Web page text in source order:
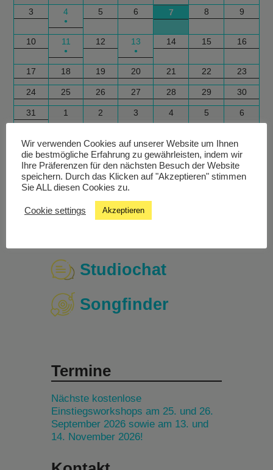
3 4
●
5 6 7 8 9
10 11
●
12 13
●
14 15 16
17 18 19 20 21 22 23
24 25 26 27 28 29 30
31 1 2 3 4 5 6
Subscribe
in
Subscribe
in
for
Export
for
Studiochat
Songfinder
Termine
Nächste kostenlose
Einstiegsworkshops am 25. und 26.
September 2026 sowie am 13. und
14. November 2026!
Wir verwenden Cookies auf unserer Website um Ihnen
die bestmögliche Erfahrung zu gewährleisten, indem wir
Ihre Präferenzen für den nächsten Besuch der Website
speichern. Durch das Klicken auf "Akzeptieren" stimmen
Sie ALL diesen Cookies zu.
Cookie settings Akzeptieren